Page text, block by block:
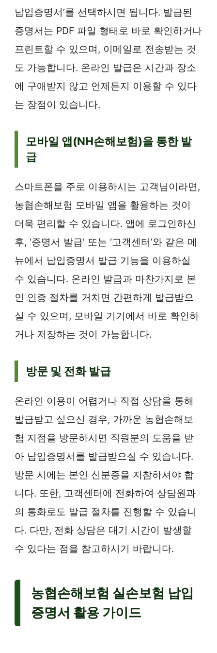
납입증명서’를 선택하시면 됩니다. 발급된
증명서는 PDF 파일 형태로 바로 확인하거나
프린트할 수 있으며, 이메일로 전송받는 것
도 가능합니다. 온라인 발급은 시간과 장소
에 구애받지 않고 언제든지 이용할 수 있다
는 장점이 있습니다.
모바일 앱(NH손해보험)을 통한 발
급
스마트폰을 주로 이용하시는 고객님이라면,
농협손해보험 모바일 앱을 활용하는 것이
더욱 편리할 수 있습니다. 앱에 로그인하신
후, ‘증명서 발급’ 또는 ‘고객센터’와 같은 메
뉴에서 납입증명서 발급 기능을 이용하실
수 있습니다. 온라인 발급과 마찬가지로 본
인 인증 절차를 거치면 간편하게 발급받으
실 수 있으며, 모바일 기기에서 바로 확인하
거나 저장하는 것이 가능합니다.
방문 및 전화 발급
온라인 이용이 어렵거나 직접 상담을 통해
발급받고 싶으신 경우, 가까운 농협손해보
험 지점을 방문하시면 직원분의 도움을 받
아 납입증명서를 발급받으실 수 있습니다.
방문 시에는 본인 신분증을 지참하셔야 합
니다. 또한, 고객센터에 전화하여 상담원과
의 통화로도 발급 절차를 진행할 수 있습니
다. 다만, 전화 상담은 대기 시간이 발생할
수 있다는 점을 참고하시기 바랍니다.
농협손해보험 실손보험 납입
증명서 활용 가이드